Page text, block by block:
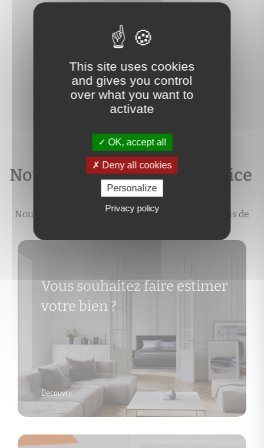
Notre expertise à votre service
Nous vous accompagnons durant tout le processus de
Vous souhaitez faire estimer
votre bien ?
Découvrir
This site uses cookies
and gives you control
over what you want to
activate
OK, accept all
Deny all cookies
Personalize
Privacy policy